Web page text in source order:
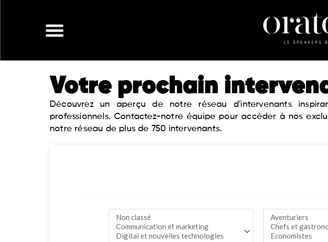
Votre prochain
Découvrez un aperçu de notre réseau d'intervenants
professionnels. Contactez-notre équipe pour accéder à nos
notre réseau de plus de 750 intervenants.